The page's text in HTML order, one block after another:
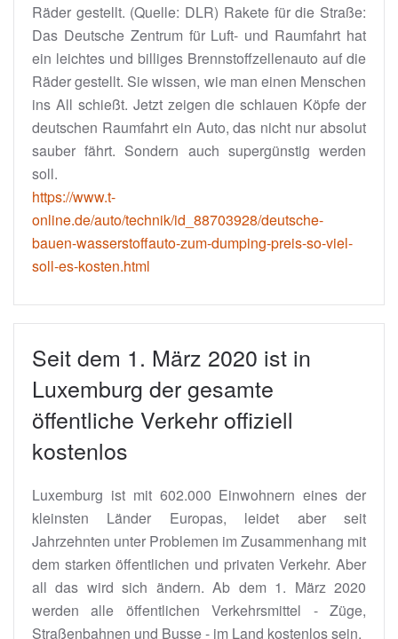
Räder gestellt. (Quelle: DLR) Rakete für die Straße:
Das Deutsche Zentrum für Luft- und Raumfahrt hat
ein leichtes und billiges Brennstoffzellenauto auf die
Räder gestellt. Sie wissen, wie man einen Menschen
ins All schießt. Jetzt zeigen die schlauen Köpfe der
deutschen Raumfahrt ein Auto, das nicht nur absolut
sauber fährt. Sondern auch supergünstig werden
soll.
https://www.t-
online.de/auto/technik/id_88703928/deutsche-
bauen-wasserstoffauto-zum-dumping-preis-so-viel-
soll-es-kosten.html
Seit dem 1. März 2020 ist in
Luxemburg der gesamte
öffentliche Verkehr offiziell
kostenlos
Luxemburg ist mit 602.000 Einwohnern eines der
kleinsten Länder Europas, leidet aber seit
Jahrzehnten unter Problemen im Zusammenhang mit
dem starken öffentlichen und privaten Verkehr. Aber
all das wird sich ändern. Ab dem 1. März 2020
werden alle öffentlichen Verkehrsmittel - Züge,
Straßenbahnen und Busse - im Land kostenlos sein.